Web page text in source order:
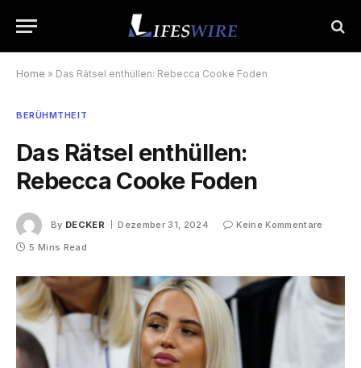
Home » Das Rätsel enthüllen: Rebecca Cooke Foden
BERÜHMTHEIT
Das Rätsel enthüllen:
Rebecca Cooke Foden
By DECKER Dezember 31, 2024
Keine Kommentare
5 Mins Read